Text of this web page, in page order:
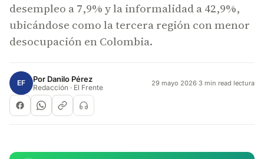
desempleo a 7,9% y la informalidad a 42,9%,
ubicándose como la tercera región con menor
desocupación en Colombia.
EF Por Danilo Pérez
Redacción · El Frente 29 mayo 2026·3 min read lectura